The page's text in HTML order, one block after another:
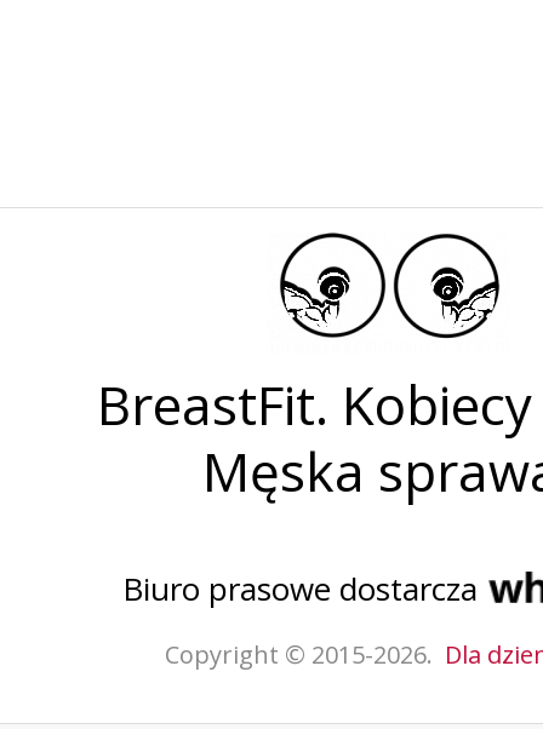
BreastFit.
Męska
Biuro prasowe dostarcza
Copyright © 2015-2026. Dla